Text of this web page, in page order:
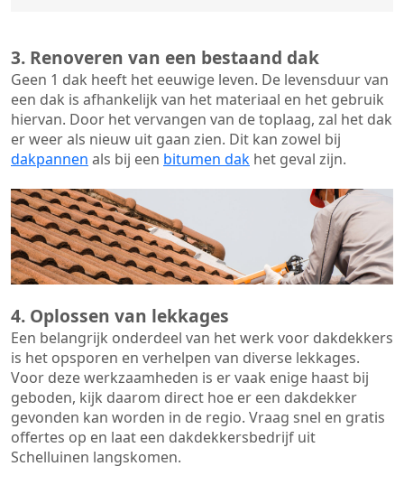
3. Renoveren van een bestaand dak
Geen 1 dak heeft het eeuwige leven. De levensduur van
een dak is afhankelijk van het materiaal en het gebruik
hiervan. Door het vervangen van de toplaag, zal het dak
er weer als nieuw uit gaan zien. Dit kan zowel bij
dakpannen als bij een bitumen dak het geval zijn.
4. Oplossen van lekkages
Een belangrijk onderdeel van het werk voor dakdekkers
is het opsporen en verhelpen van diverse lekkages.
Voor deze werkzaamheden is er vaak enige haast bij
geboden, kijk daarom direct hoe er een dakdekker
gevonden kan worden in de regio. Vraag snel en gratis
offertes op en laat een dakdekkersbedrijf uit
Schelluinen langskomen.